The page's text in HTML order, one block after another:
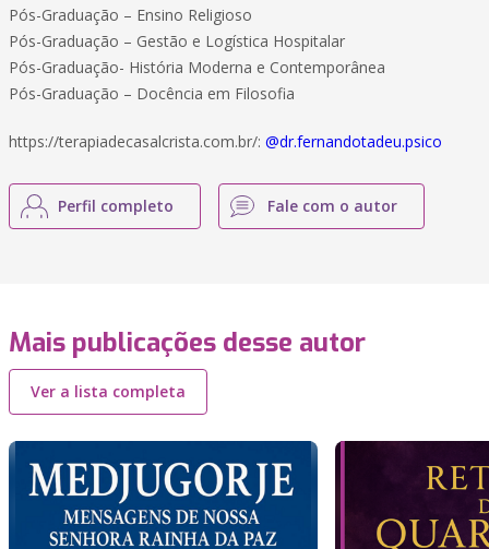
Pós-Graduação – Ensino Religioso
Pós-Graduação – Gestão e Logística Hospitalar
Pós-Graduação- História Moderna e Contemporânea
Pós-Graduação – Docência em Filosofia
https://terapiadecasalcrista.com.br/: @dr.fernandotadeu.psico
Perfil completo Fale com o autor
Mais publicações desse autor
Ver a lista completa